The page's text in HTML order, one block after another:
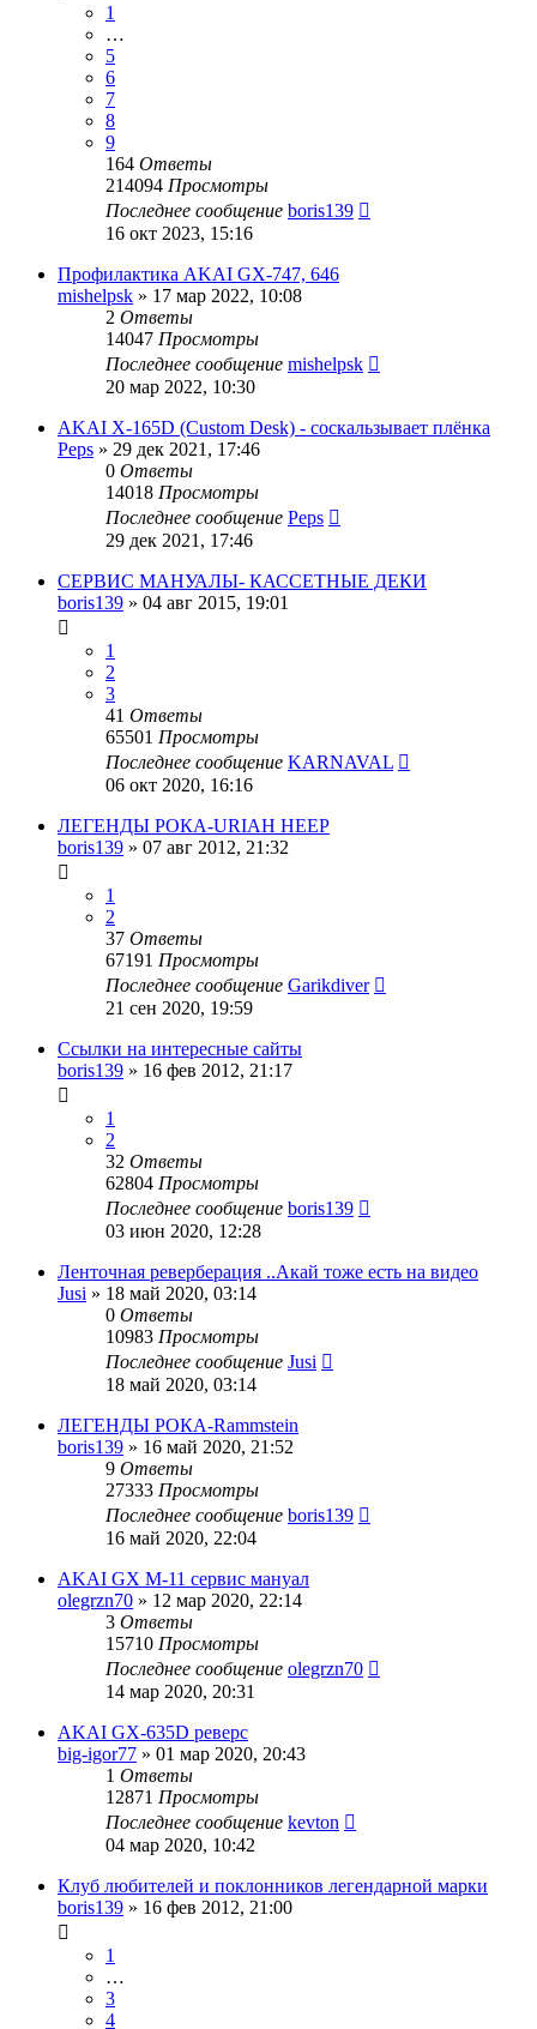
1
…
5
6
7
8
9
164 Ответы
214094 Просмотры
Последнее сообщение boris139
16 окт 2023, 15:16
Профилактика AKAI GX-747, 646
mishelpsk » 17 мар 2022, 10:08
2 Ответы
14047 Просмотры
Последнее сообщение mishelpsk
20 мар 2022, 10:30
AKAI X-165D (Custom Desk) - соскальзывает плёнка
Peps » 29 дек 2021, 17:46
0 Ответы
14018 Просмотры
Последнее сообщение Peps
29 дек 2021, 17:46
СЕРВИС МАНУАЛЫ- КАССЕТНЫЕ ДЕКИ
boris139 » 04 авг 2015, 19:01
1
2
3
41 Ответы
65501 Просмотры
Последнее сообщение KARNAVAL
06 окт 2020, 16:16
ЛЕГЕНДЫ РОКА-URIAH HEEP
boris139 » 07 авг 2012, 21:32
1
2
37 Ответы
67191 Просмотры
Последнее сообщение Garikdiver
21 сен 2020, 19:59
Ссылки на интересные сайты
boris139 » 16 фев 2012, 21:17
1
2
32 Ответы
62804 Просмотры
Последнее сообщение boris139
03 июн 2020, 12:28
Ленточная реверберация ..Акай тоже есть на видео
Jusi » 18 май 2020, 03:14
0 Ответы
10983 Просмотры
Последнее сообщение Jusi
18 май 2020, 03:14
ЛЕГЕНДЫ РОКА-Rammstein
boris139 » 16 май 2020, 21:52
9 Ответы
27333 Просмотры
Последнее сообщение boris139
16 май 2020, 22:04
AKAI GX M-11 сервис мануал
olegrzn70 » 12 мар 2020, 22:14
3 Ответы
15710 Просмотры
Последнее сообщение olegrzn70
14 мар 2020, 20:31
AKAI GX-635D реверс
big-igor77 » 01 мар 2020, 20:43
1 Ответы
12871 Просмотры
Последнее сообщение kevton
04 мар 2020, 10:42
Клуб любителей и поклонников легендарной марки
boris139 » 16 фев 2012, 21:00
1
…
3
4